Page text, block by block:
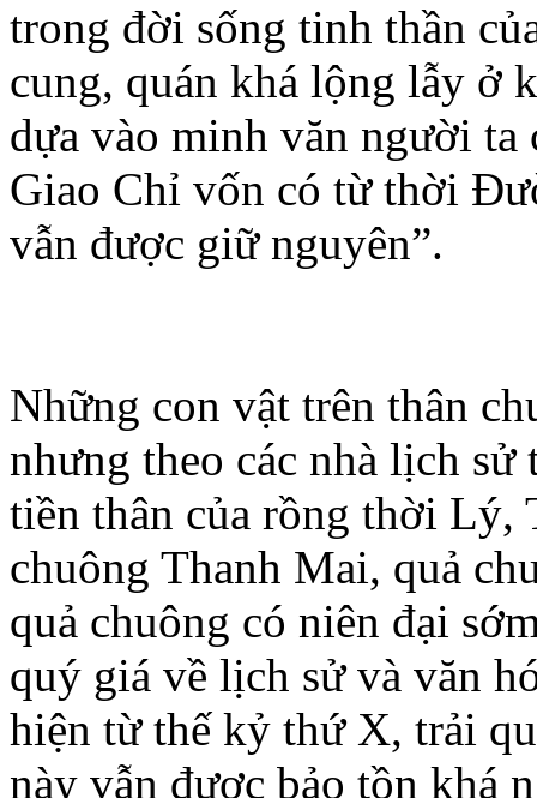
trong đời sống tinh thần
cung, quán khá lộng lẫy ở
dựa vào minh văn người ta
Giao Chỉ vốn có từ thời
vẫn được giữ nguyên”.
Những con vật trên thân
nhưng theo các nhà lịch
tiền thân của rồng thời Lý,
chuông Thanh Mai, quả
quả chuông có niên đại
quý giá về lịch sử và văn
hiện từ thế kỷ thứ X, trải
này vẫn được bảo tồn khá